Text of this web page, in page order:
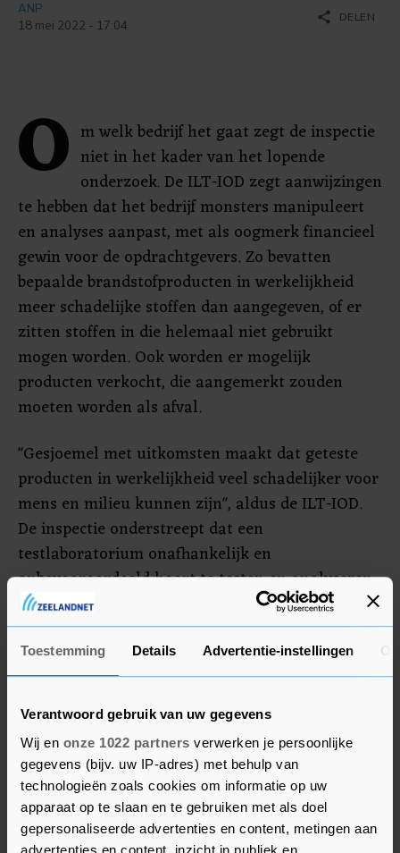
Toestemming Details Advertentie-instellingen
Verantwoord gebruik van uw gegevens
Wij en onze 1022 partners verwerken je persoonlijke
gegevens (bijv. uw IP-adres) met behulp van
technologieën zoals cookies om informatie op uw
apparaat op te slaan en te gebruiken met als doel
gepersonaliseerde advertenties en content, metingen aan
advertenties en content, inzicht in publiek en
ANP
18 mei 2022 - 17:04
share DELEN
O m welk bedrijf het gaat zegt de inspectie
niet in het kader van het lopende
onderzoek. De ILT-IOD zegt aanwijzingen
te hebben dat het bedrijf monsters manipuleert
en analyses aanpast, met als oogmerk financieel
gewin voor de opdrachtgevers. Zo bevatten
bepaalde brandstofproducten in werkelijkheid
meer schadelijke stoffen dan aangegeven, of er
zitten stoffen in die helemaal niet gebruikt
mogen worden. Ook worden er mogelijk
producten verkocht, die aangemerkt zouden
moeten worden als afval.
"Gesjoemel met uitkomsten maakt dat geteste
producten in werkelijkheid veel schadelijker voor
mens en milieu kunnen zijn", aldus de ILT-IOD.
De inspectie onderstreept dat een
testlaboratorium onafhankelijk en
onbevooroordeeld hoort te testen en analyseren.
Volgens de opsporingsdienst zijn er bij twee
vestigingslocaties van het bedrijf computers en
administratie in beslag genomen. Tijdens de inval
NVWA, arbeidsinspectie en FIOD. Er zijn geen
aanhoudingen verricht.